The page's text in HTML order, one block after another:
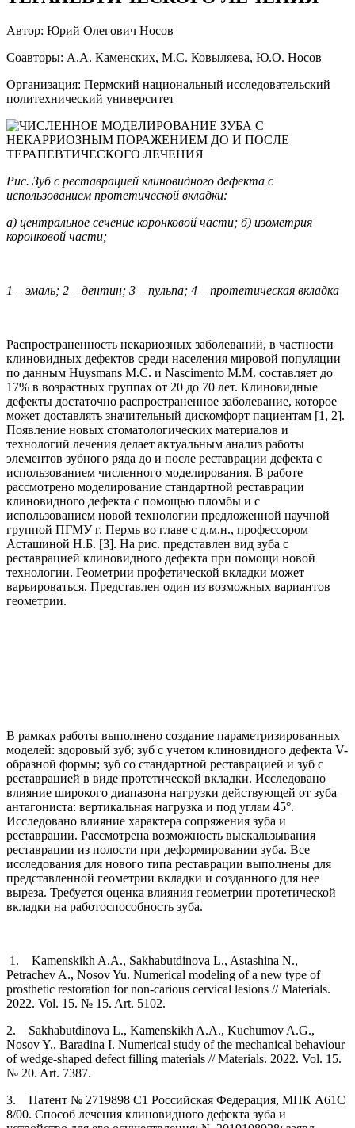
Автор: Юрий Олегович Носов
Соавторы: А.А. Каменских, М.С. Ковыляева, Ю.О. Носов
Организация: Пермский национальный исследовательский
политехнический университет
Рис. Зуб с реставрацией клиновидного дефекта с
использованием протетической вкладки:
а) центральное сечение коронковой части; б) изометрия
коронковой части;
1 – эмаль; 2 – дентин; 3 – пульпа; 4 – протетическая вкладка
Распространенность некариозных заболеваний, в частности
клиновидных дефектов среди населения мировой популяции
по данным Huysmans M.C. и Nascimento M.M. составляет до
17% в возрастных группах от 20 до 70 лет. Клиновидные
дефекты достаточно распространенное заболевание, которое
может доставлять значительный дискомфорт пациентам [1, 2].
Появление новых стоматологических материалов и
технологий лечения делает актуальным анализ работы
элементов зубного ряда до и после реставрации дефекта с
использованием численного моделирования. В работе
рассмотрено моделирование стандартной реставрации
клиновидного дефекта с помощью пломбы и с
использованием новой технологии предложенной научной
группой ПГМУ г. Пермь во главе с д.м.н., профессором
Асташиной Н.Б. [3]. На рис. представлен вид зуба с
реставрацией клиновидного дефекта при помощи новой
технологии. Геометрии профетической вкладки может
варьироваться. Представлен один из возможных вариантов
геометрии.
В рамках работы выполнено создание параметризированных
моделей: здоровый зуб; зуб с учетом клиновидного дефекта V-
образной формы; зуб со стандартной реставрацией и зуб с
реставрацией в виде протетической вкладки. Исследовано
влияние широкого диапазона нагрузки действующей от зуба
антагониста: вертикальная нагрузка и под углам 45°.
Исследовано влияние характера сопряжения зуба и
реставрации. Рассмотрена возможность выскальзывания
реставрации из полости при деформировании зуба. Все
исследования для нового типа реставрации выполнены для
представленной геометрии вкладки и созданного для нее
выреза. Требуется оценка влияния геометрии протетической
вкладки на работоспособность зуба.
1. Kamenskikh A.A., Sakhabutdinova L., Astashina N.,
Petrachev A., Nosov Yu. Numerical modeling of a new type of
prosthetic restoration for non-carious cervical lesions // Materials.
2022. Vol. 15. № 15. Art. 5102.
2. Sakhabutdinova L., Kamenskikh A.A., Kuchumov A.G.,
Nosov Y., Baradina I. Numerical study of the mechanical behaviour
of wedge-shaped defect filling materials // Materials. 2022. Vol. 15.
№ 20. Art. 7387.
3. Патент № 2719898 C1 Российская Федерация, МПК A61C
8/00. Способ лечения клиновидного дефекта зуба и